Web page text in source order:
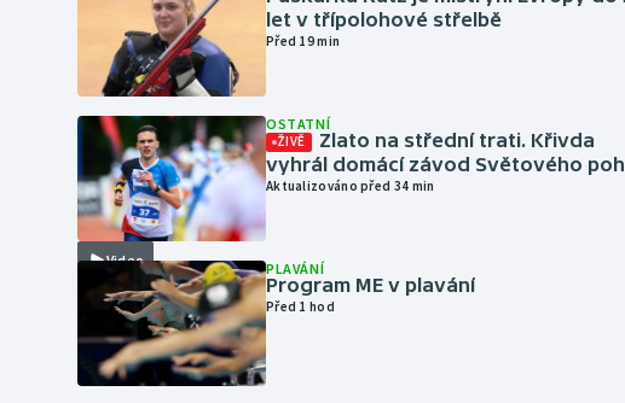
let v třípolohové střelbě
Před 19 min
Video
OSTATNÍ
ŽIVĚ
Zlato na střední trati. Křivda
vyhrál domácí závod Světového
Aktualizováno před 34 min
PLAVÁNÍ
Program ME v plavání
Před 1 hod